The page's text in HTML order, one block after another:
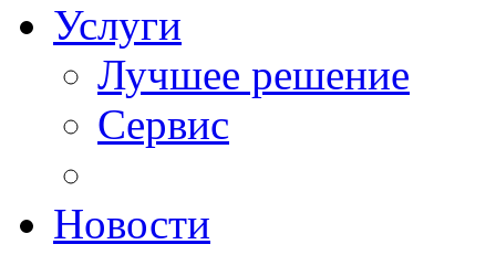
Услуги
Лучшее решение
Сервис
Новости